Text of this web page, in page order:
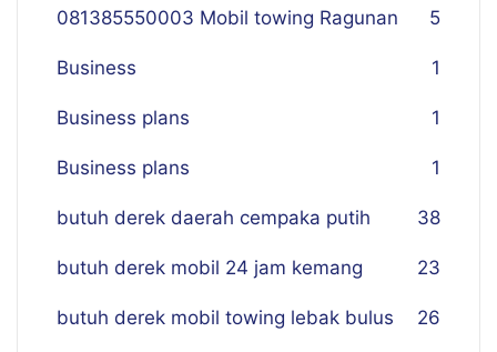
081385550003 Mobil towing Ragunan 5
Business 1
Business plans 1
Business plans 1
butuh derek daerah cempaka putih 38
butuh derek mobil 24 jam kemang 23
butuh derek mobil towing lebak bulus 26